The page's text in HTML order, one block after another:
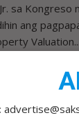
sa Kongreso
ang
Valuation...